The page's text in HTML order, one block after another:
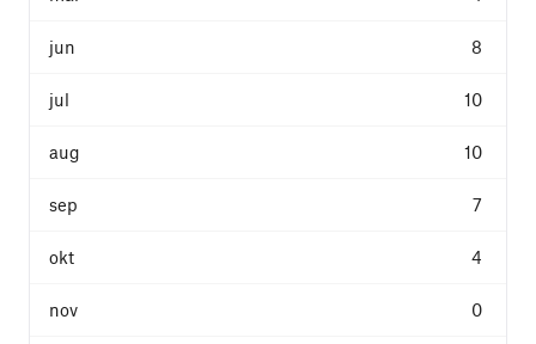
8
10
10
7
4
0